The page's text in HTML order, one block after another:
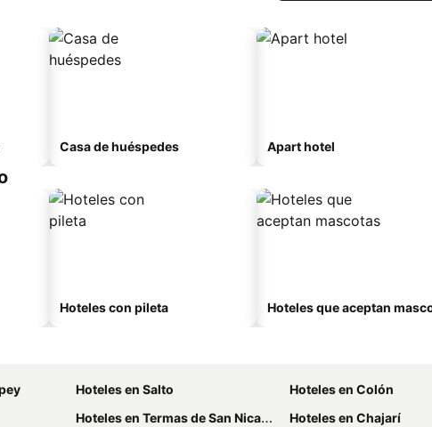
Casa de huéspedes Apart hotel
Hoteles con pileta Hoteles que aceptan
Hoteles en Salto
Hoteles en Colón
Hoteles en Termas de San Nicanor Hoteles en Chajarí